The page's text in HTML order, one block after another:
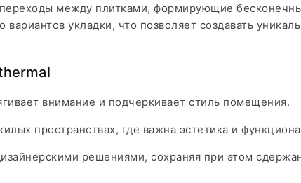
между плитками, формирующие
укладки, что позволяет создавать
внимание и подчеркивает стиль помещения.
пространствах, где важна эстетика и
решениями, сохраняя при этом